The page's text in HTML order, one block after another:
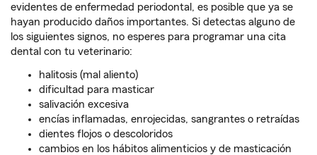
evidentes de enfermedad periodontal, es posible que ya se
hayan producido daños importantes. Si detectas alguno de
los siguientes signos, no esperes para programar una cita
dental con tu veterinario:
halitosis (mal aliento)
dificultad para masticar
salivación excesiva
encías inflamadas, enrojecidas, sangrantes o retraídas
dientes flojos o descoloridos
cambios en los hábitos alimenticios y de masticación